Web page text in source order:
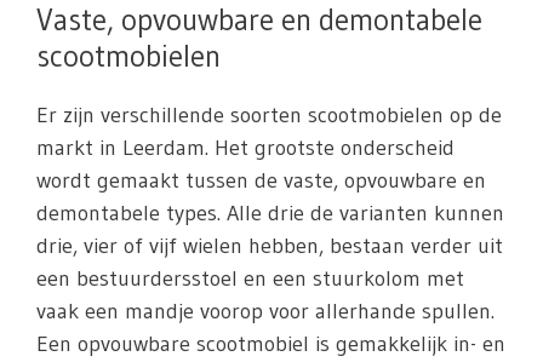
Vaste, opvouwbare en demontabele
scootmobielen
Er zijn verschillende soorten scootmobielen op de
markt in Leerdam. Het grootste onderscheid
wordt gemaakt tussen de vaste, opvouwbare en
demontabele types. Alle drie de varianten kunnen
drie, vier of vijf wielen hebben, bestaan verder uit
een bestuurdersstoel en een stuurkolom met
vaak een mandje voorop voor allerhande spullen.
Een opvouwbare scootmobiel is gemakkelijk in- en